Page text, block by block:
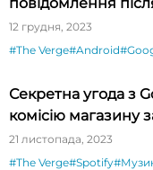
12 грудня, 2023
#The Verge#Android
Секретна угода з
комісію магазину
21 листопада, 2023
#The Verge#Spotify